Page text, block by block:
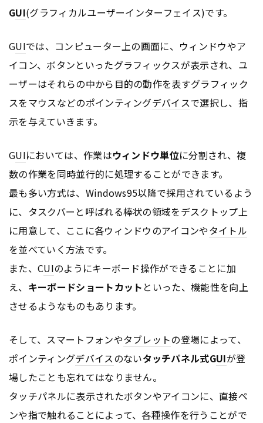
GUI(グラフィカルユーザーインターフェイス)です。
GUIでは、コンピューター上の画面に、ウィンドウやア
イコン、ボタンといったグラフィックスが表示され、ユ
ーザーはそれらの中から目的の動作を表すグラフィック
スをマウスなどのポインティングデバイスで選択し、指
示を与えていきます。
GUIにおいては、作業はウィンドウ単位に分割され、複
数の作業を同時並行的に処理することができます。
最も多い方式は、Windows95以降で採用されているよう
に、タスクバーと呼ばれる棒状の領域をデスクトップ上
に用意して、ここに各ウィンドウのアイコンやタイトル
を並べていく方法です。
また、CUIのようにキーボード操作ができることに加
え、 キーボードショートカット といった、機能性を向上
させるようなものもあります。
そして、スマートフォンやタブレットの登場によって、
ポインティングデバイスのないタッチパネル式GUIが登
場したことも忘れてはなりません。
タッチパネルに表示されたボタンやアイコンに、直接ペ
ンや指で触れることによって、各種操作を行うことがで